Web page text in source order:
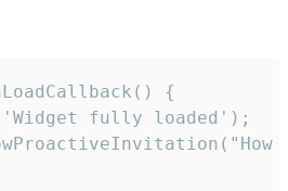
{
fully loaded');